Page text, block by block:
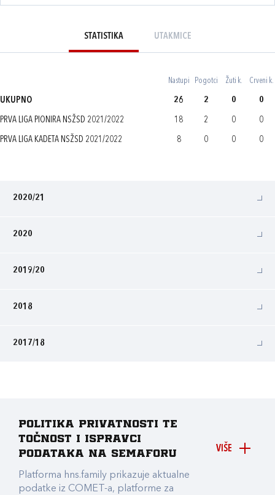
STATISTIKA UTAKMICE
Nastupi Pogotci Žuti k. Crveni k.
UKUPNO 26 2 0 0
PRVA LIGA PIONIRA NSŽSD 2021/2022 18 2 0 0
PRVA LIGA KADETA NSŽSD 2021/2022 8 0 0 0
2020/21
2020
2019/20
2018
2017/18
VIŠE
Politika privatnosti te
točnost i ispravci
podataka na Semaforu
Platforma hns.family prikazuje aktualne
podatke iz COMET-a, platforme za